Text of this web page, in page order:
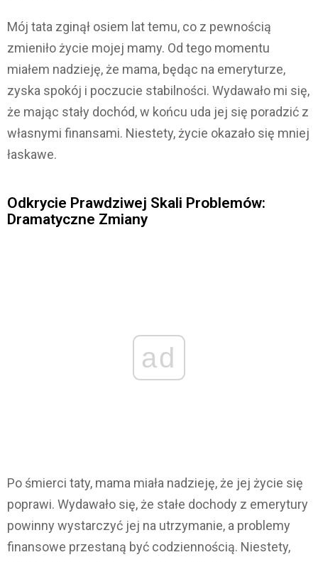
Mój tata zginął osiem lat temu, co z pewnością
zmieniło życie mojej mamy. Od tego momentu
miałem nadzieję, że mama, będąc na emeryturze,
zyska spokój i poczucie stabilności. Wydawało mi się,
że mając stały dochód, w końcu uda jej się poradzić z
własnymi finansami. Niestety, życie okazało się mniej
łaskawe.
Odkrycie Prawdziwej Skali Problemów:
Dramatyczne Zmiany
ad
Po śmierci taty, mama miała nadzieję, że jej życie się
poprawi. Wydawało się, że stałe dochody z emerytury
powinny wystarczyć jej na utrzymanie, a problemy
finansowe przestaną być codziennością. Niestety,